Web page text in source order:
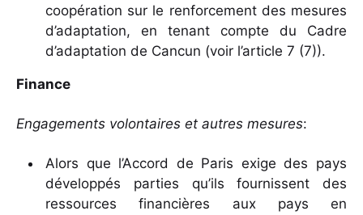
coopération sur le renforcement des mesures
d’adaptation, en tenant compte du Cadre
d’adaptation de Cancun (voir l’article 7 (7)).
Finance
Engagements volontaires et autres mesures:
Alors que l’Accord de Paris exige des pays
développés parties qu’ils fournissent des
ressources financières aux pays en